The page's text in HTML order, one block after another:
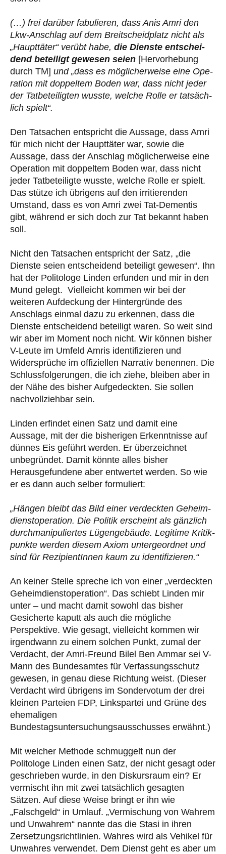
(…) frei darüber fabu­lie­ren, dass Anis Amri den
Lkw-Anschlag auf dem Breit­scheid­platz nicht als
„Haupt­tä­ter“ verübt habe, die Dienste ent­schei­
dend betei­ligt gewesen seien [Hervorhebung
durch TM] und „dass es mög­li­cher­weise eine Ope­
ra­tion mit dop­pel­tem Boden war, dass nicht jeder
der Tat­be­tei­lig­ten wusste, welche Rolle er tat­säch­
lich spielt“.
Den Tatsachen entspricht die Aussage, dass Amri
für mich nicht der Haupttäter war, sowie die
Aussage, dass der Anschlag möglicherweise eine
Operation mit doppeltem Boden war, dass nicht
jeder Tatbeteiligte wusste, welche Rolle er spielt.
Das stütze ich übrigens auf den irritierenden
Umstand, dass es von Amri zwei Tat-Dementis
gibt, während er sich doch zur Tat bekannt haben
soll.
Nicht den Tatsachen entspricht der Satz, „die
Dienste seien entscheidend beteiligt gewesen“. Ihn
hat der Politologe Linden erfunden und mir in den
Mund gelegt. Vielleicht kommen wir bei der
weiteren Aufdeckung der Hintergründe des
Anschlags einmal dazu zu erkennen, dass die
Dienste entscheidend beteiligt waren. So weit sind
wir aber im Moment noch nicht. Wir können bisher
V-Leute im Umfeld Amris identifizieren und
Widersprüche im offiziellen Narrativ benennen. Die
Schlussfolgerungen, die ich ziehe, bleiben aber in
der Nähe des bisher Aufgedeckten. Sie sollen
nachvollziehbar sein.
Linden erfindet einen Satz und damit eine
Aussage, mit der die bisherigen Erkenntnisse auf
dünnes Eis geführt werden. Er überzeichnet
unbegründet. Damit könnte alles bisher
Herausgefundene aber entwertet werden. So wie
er es dann auch selber formuliert:
„Hängen bleibt das Bild einer ver­deck­ten Geheim­
dienst­ope­ra­tion. Die Politik erscheint als gänz­lich
durch­ma­ni­pu­lier­tes Lügen­ge­bäude. Legi­time Kri­tik­
punkte werden diesem Axiom unter­ge­ord­net und
sind für Rezi­pi­en­tIn­nen kaum zu identifizieren.“
An keiner Stelle spreche ich von einer „verdeckten
Geheimdienstoperation“. Das schiebt Linden mir
unter – und macht damit sowohl das bisher
Gesicherte kaputt als auch die mögliche
Perspektive. Wie gesagt, vielleicht kommen wir
irgendwann zu einem solchen Punkt, zumal der
Verdacht, der Amri-Freund Bilel Ben Ammar sei V-
Mann des Bundesamtes für Verfassungsschutz
gewesen, in genau diese Richtung weist. (Dieser
Verdacht wird übrigens im Sondervotum der drei
kleinen Parteien FDP, Linkspartei und Grüne des
ehemaligen
Bundestagsuntersuchungsausschusses erwähnt.)
Mit welcher Methode schmuggelt nun der
Politologe Linden einen Satz, der nicht gesagt oder
geschrieben wurde, in den Diskursraum ein? Er
vermischt ihn mit zwei tatsächlich gesagten
Sätzen. Auf diese Weise bringt er ihn wie
„Falschgeld“ in Umlauf. „Vermischung von Wahrem
und Unwahrem“ nannte das die Stasi in ihren
Zersetzungsrichtlinien. Wahres wird als Vehikel für
Unwahres verwendet. Dem Dienst geht es aber um